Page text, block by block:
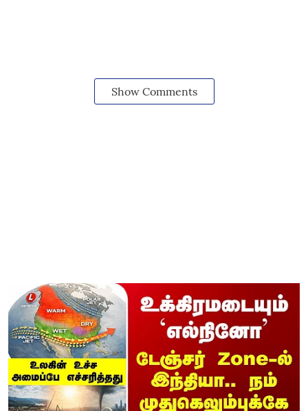
Show Comments